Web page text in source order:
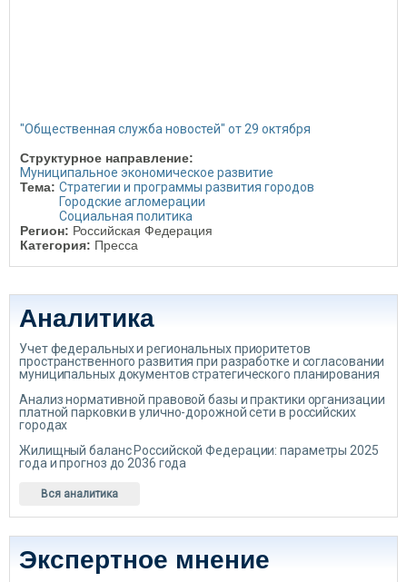
"Общественная служба новостей" от 29 октября
Структурное направление:
Муниципальное экономическое развитие
Тема: Стратегии и программы развития городов
Городские агломерации
Социальная политика
Регион: Российская Федерация
Категория: Пресса
Аналитика
Учет федеральных и региональных приоритетов
пространственного развития при разработке и согласовании
муниципальных документов стратегического планирования
Анализ нормативной правовой базы и практики организации
платной парковки в улично-дорожной сети в российских
городах
Жилищный баланс Российской Федерации: параметры 2025
года и прогноз до 2036 года
Вся аналитика
Экспертное мнение